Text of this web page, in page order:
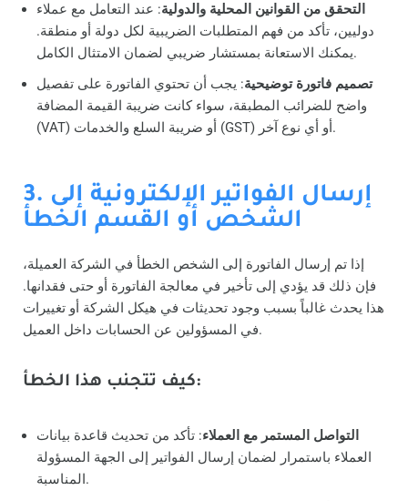
التحقق من القوانين المحلية والدولية: عند التعامل مع عملاء
دوليين، تأكد من فهم المتطلبات الضريبية لكل دولة أو منطقة.
يمكنك الاستعانة بمستشار ضريبي لضمان الامتثال الكامل.
تصميم فاتورة توضيحية: يجب أن تحتوي الفاتورة على تفصيل
واضح للضرائب المطبقة، سواء كانت ضريبة القيمة المضافة
(VAT) أو ضريبة السلع والخدمات (GST) أو أي نوع آخر.
3. إرسال الفواتير الإلكترونية إلى
الشخص أو القسم الخطأ
إذا تم إرسال الفاتورة إلى الشخص الخطأ في الشركة العميلة،
فإن ذلك قد يؤدي إلى تأخير في معالجة الفاتورة أو حتى فقدانها.
هذا يحدث غالباً بسبب وجود تحديثات في هيكل الشركة أو تغييرات
في المسؤولين عن الحسابات داخل العميل.
كيف تتجنب هذا الخطأ:
التواصل المستمر مع العملاء: تأكد من تحديث قاعدة بيانات
العملاء باستمرار لضمان إرسال الفواتير إلى الجهة المسؤولة
المناسبة.